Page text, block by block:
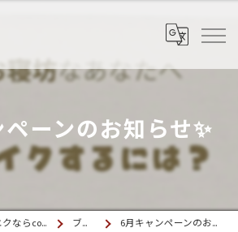
ーンのお知らせ✨
大阪府玉造のマツエクならcolette. 玉造 ブログ 6月キャンペーンのお知らせ✨